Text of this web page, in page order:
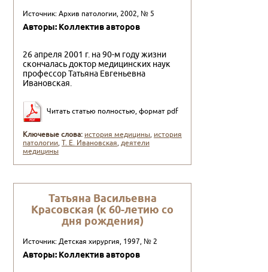
Источник: Архив патологии, 2002, № 5
Авторы: Коллектив авторов
26 апреля 2001 г. на 90-м году жизни
скончалась до­ктор медицинских наук
профессор Татьяна Евгеньевна
Ивановская.
Читать статью полностью, формат pdf
Ключевые слова: история медицины, история
патологии,Т. Е. Ивановская,деятели
медицины
Татьяна Васильевна
Красовская (к 60-летию со
дня рождения)
Источник: Детская хирургия, 1997, № 2
Авторы: Коллектив авторов